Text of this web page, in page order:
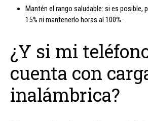
Mantén el rango saludable: si es posible,
15% ni mantenerlo horas al 100%.
¿Y si mi
cuenta con
inalámbrica?